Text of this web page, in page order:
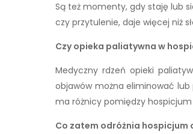
Są też momenty, gdy staję lub
czy przytulenie, daje więcej niż
Czy opieka paliatywna w
Medyczny rdzeń opieki
objawów można eliminować
ma różnicy pomiędzy
Co zatem odróżnia hospicjum